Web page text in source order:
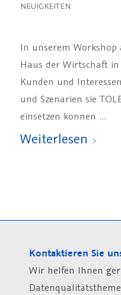
NEUIGKEITEN
In unserem Workshop
Haus der Wirtschaft
Kunden und
und Szenarien sie
einsetzen können …
Weiterlesen
Kontaktieren Sie
Wir helfen Ihnen